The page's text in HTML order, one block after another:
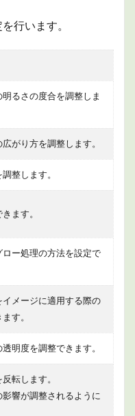
行います。
るさの度合を調整しま
がり方を調整します。
整します。
ます。
ー処理の方法を設定で
メージに適用する際の
す。
明度を調整できます。
転します。
響が調整されるように